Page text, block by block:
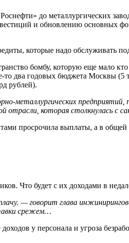
до металлургических
и обновлению основных
которые надо обслуживать
бомбу, которую еще мало
то два годовых бюджета Москвы
рублей).
металлургических
которая столкнулась с
просрочила выплаты, а в
Что будет с их доходами в
— говорит глава
срежем…
у персонала и угроза